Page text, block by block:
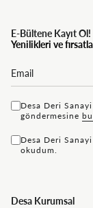
E-Bültene Kayıt Ol!
Yenilikleri ve
Desa Deri
göndermesine
Desa Deri
okudum.
Desa Kurumsal